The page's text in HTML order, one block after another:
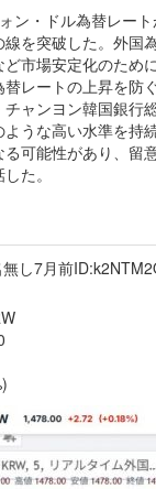
ン・ドル為替レー
線を突破した。外国
ど市場安定化のため
替レートの上昇を防
チャンヨン韓国銀行
ような高い水準を持
る可能性があり、留
た。
し7月前